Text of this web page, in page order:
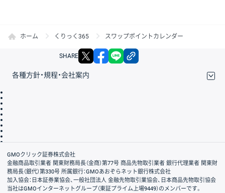
ホーム くりっく365 スワップポイントカレンダー
SHARE X facebook
各種方針・規程・会社案内
会社案内
GMOクリック証券株式会社
金融商品取引業者 関東財務局長（金商）第77号 商品先物取引業者 銀行代理業者 関東財
務局長（銀代）第330号 所属銀行：GMOあおぞらネット銀行株式会社
加入協会：日本証券業協会、一般社団法人 金融先物取引業協会、日本商品先物取引協会
当社はGMOインターネットグループ（東証プライム上場9449）のメンバーです。